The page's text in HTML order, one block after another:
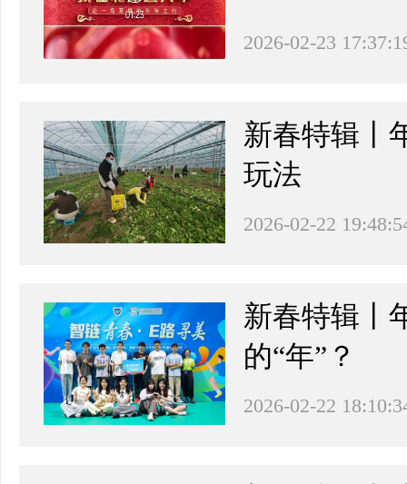
2026-02-23
新春特辑丨
玩法
2026-02-22
新春特辑丨
的“年”？
2026-02-22